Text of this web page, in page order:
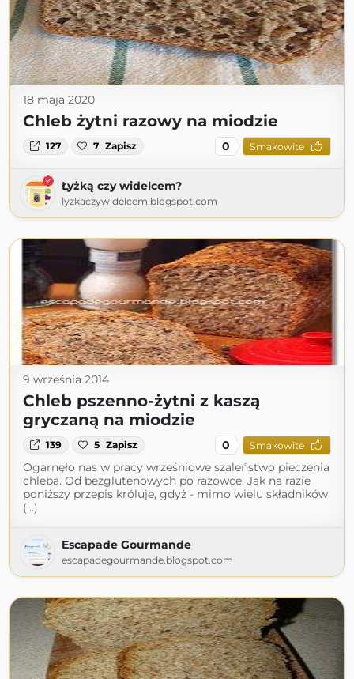
18 maja 2020
Chleb żytni razowy na miodzie
127 7 Zapisz 0 Smakowite
Łyżką czy widelcem?
lyzkaczywidelcem.blogspot.com
9 września 2014
Chleb pszenno-żytni z kaszą
gryczaną na miodzie
139 5 Zapisz 0 Smakowite
Ogarnęło nas w pracy wrześniowe szaleństwo pieczenia
chleba. Od bezglutenowych po razowce. Jak na razie
poniższy przepis króluje, gdyż - mimo wielu składników
(...)
Escapade Gourmande
escapadegourmande.blogspot.com